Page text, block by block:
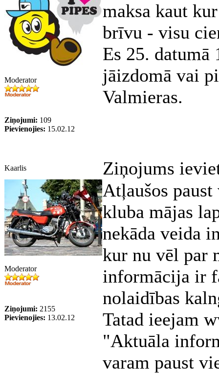
Moderator
Ziņojumi: 109
Pievienojies: 15.02.12
maksa kaut
brīvu - visu
Es 25.
jāizdomā vai
Valmieras.
Kaarlis Ziņojums
Moderator
Ziņojumi: 2155
Pievienojies: 13.02.12
Atļaušos
kluba mājas
nekāda veida
kur nu vēl par
informācija ir
nolaidības
Tatad ieejam
"Aktuāla
varam paust